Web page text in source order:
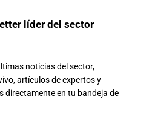
líder del sector
noticias del sector,
artículos de expertos y
directamente en tu bandeja de